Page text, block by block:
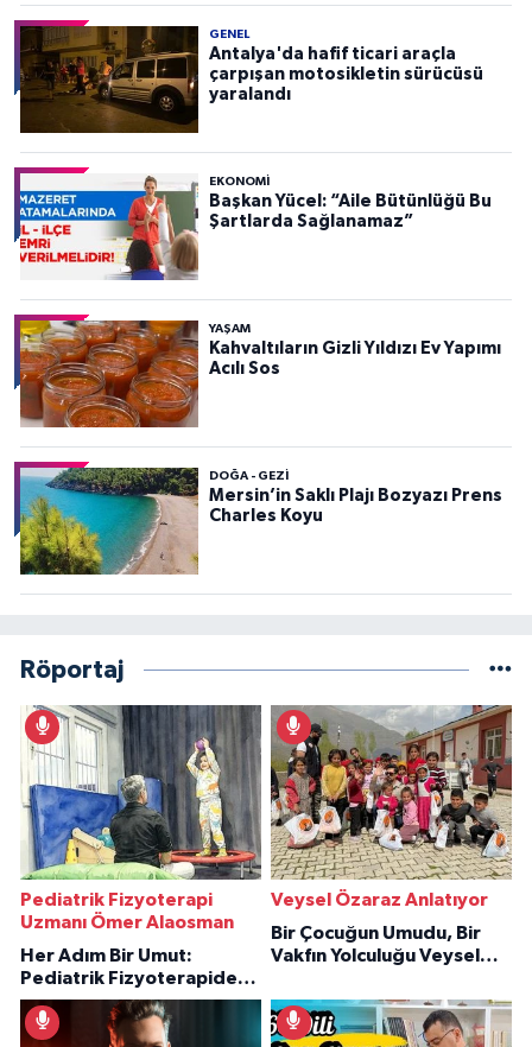
GENEL
Antalya'da hafif ticari araçla
çarpışan motosikletin sürücüsü
yaralandı
EKONOMI
Başkan Yücel: “Aile Bütünlüğü Bu
Şartlarda Sağlanamaz”
YAŞAM
Kahvaltıların Gizli Yıldızı Ev Yapımı
Acılı Sos
DOĞA - GEZI
Mersin’in Saklı Plajı Bozyazı Prens
Charles Koyu
Röportaj
Pediatrik Fizyoterapi
Uzmanı Ömer Alaosman
Her Adım Bir Umut:
Pediatrik Fizyoterapiden
İlham Veren Hikâyeler
Veysel Özaraz Anlatıyor
Bir Çocuğun Umudu, Bir
Vakfın Yolculuğu Veysel